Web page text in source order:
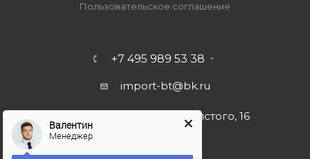
Пользовательское соглашение
+7 495 989 53 38
import-bt@bk.ru
г. Москва, ул. Льва Толстого, 16
Валентин
Менеджер